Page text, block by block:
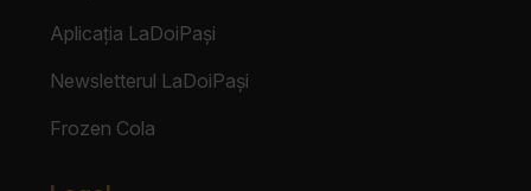
Aplicația LaDoiPași
Newsletterul LaDoiPași
Frozen Cola